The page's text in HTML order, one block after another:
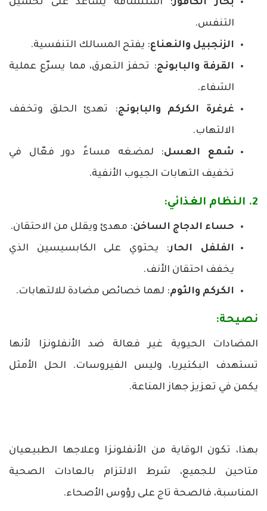
بخار الكافور: استنشاقه يساعد على تحسين
التنفس.
الزنجبيل والنعناع: يفتح المسالك التنفسية.
القرفة والبابونج: تحفز التعرق، مما يسرّع عملية
الشفاء.
غرغرة الكركم والبابونج: تهدئ الحلق وتخفف
الالتهاب.
شمع العسل: لمضغه مساءً دور فعّال في
تخفيف التهابات الجيوب الأنفية.
2. النظام الغذائي:
حساء الدجاج الساخن: مهدئ ويقلل من الاحتقان.
الفلفل الحار: يحتوي على الكابسيسين الذي
يخفف احتقان الأنف.
الكركم والثوم: لهما خصائص مضادة للالتهابات.
نصيحة:
المضادات الحيوية غير فعالة ضد الأنفلونزا لأنها
تستهدف البكتيريا، وليس الفيروسات. الحل الأمثل
يكمن في تعزيز جهاز المناعة.
بهذا، تكون الوقاية من الأنفلونزا وعلاجها الطبيعيان
متاحين للجميع، شرط الالتزام بالعادات الصحية
المناسبة، فالصحة تاج على رؤوس الأصحاء.